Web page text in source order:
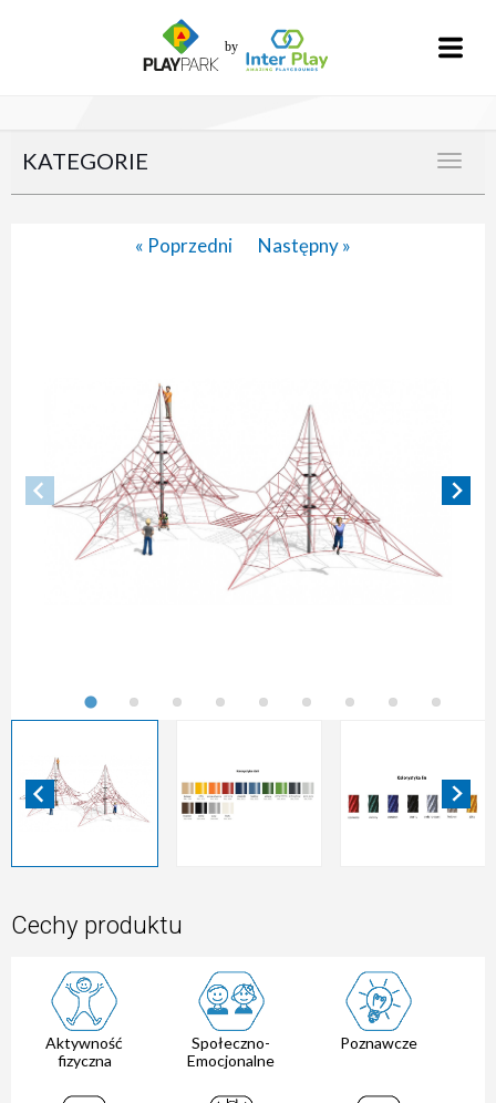
KATEGORIE
« Poprzedni Następny »
Cechy produktu
Aktywność
fizyczna
Społeczno-
Emocjonalne
Poznawcze